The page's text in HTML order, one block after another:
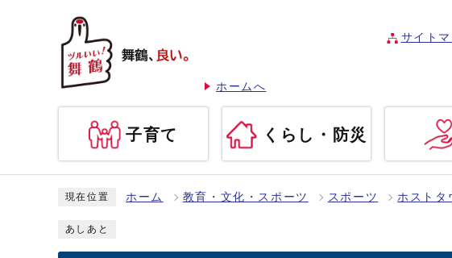
ホームへ
サイト
子育て くらし・防災
現在位置 ホーム 教育・文化・スポーツ スポーツ ホストタ
あしあと